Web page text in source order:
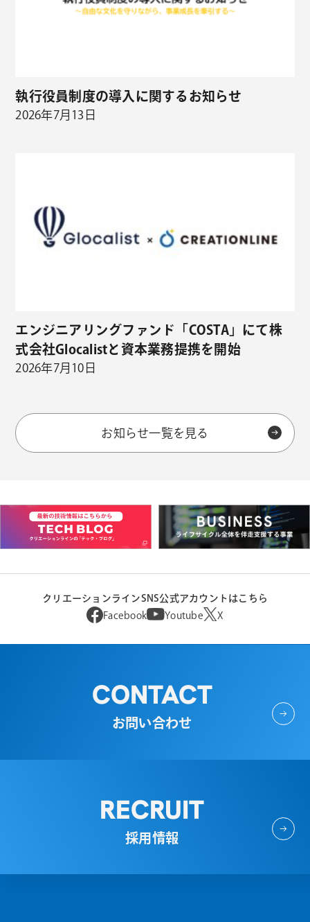
執行役員制度の導入に関するお知らせ
2026年7月13日
エンジニアリングファンド「COSTA」にて株
式会社Glocalistと資本業務提携を開始
2026年7月10日
お知らせ一覧を見る
クリエーションラインSNS公式アカウントはこちら
Facebook
Youtube X
CONTACT
お問い合わせ
RECRUIT
採用情報